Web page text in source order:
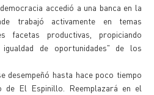
accedió a una banca en la
trabajó activamente en temas
facetas productivas, propiciando
de oportunidades" de los
desempeñó hasta hace poco tiempo
de El Espinillo. Reemplazará en el